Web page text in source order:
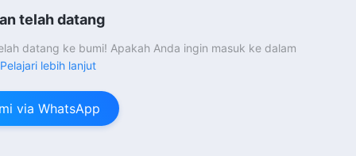
telah datang
datang ke bumi! Apakah Anda ingin masuk ke dalam
Pelajari lebih lanjut
via WhatsApp